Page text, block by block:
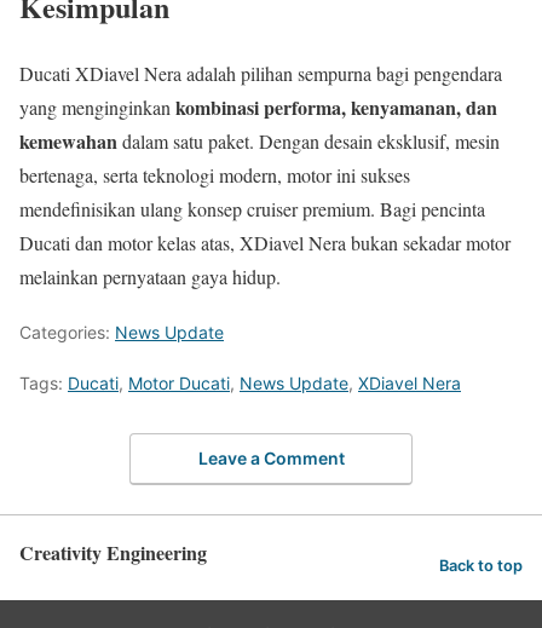
Ducati XDiavel Nera adalah pilihan sempurna bagi pengendara
yang menginginkan kombinasi performa, kenyamanan, dan
kemewahandalam satu paket. Dengan desain eksklusif, mesin
bertenaga, serta teknologi modern, motor ini sukses
mendefinisikan ulang konsep cruiser premium. Bagi pencinta
Ducati dan motor kelas atas, XDiavel Nera bukan sekadar motor
melainkan pernyataan gaya hidup.
Categories: News Update
Tags: Ducati, Motor Ducati, News Update, XDiavel Nera
Leave a Comment
Creativity Engineering Back to top